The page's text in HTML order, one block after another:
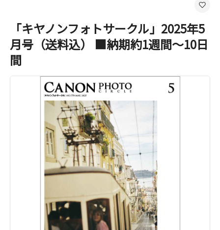
「キヤノンフォトサークル」2025年5
月号（送料込） ■納期約1週間～10日
間